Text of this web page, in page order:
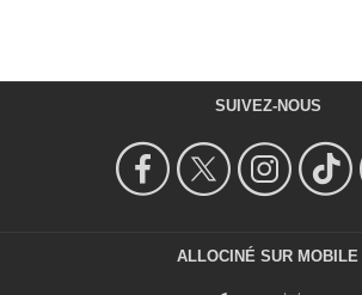
SUIVEZ-NOUS
ALLOCINÉ SUR MOBILE